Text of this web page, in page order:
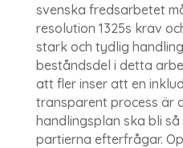
svenska fredsarbetet
resolution 1325s krav
stark och tydlig
beståndsdel i detta
att fler inser att en
transparent process är
handlingsplan ska bli
partierna efterfrågar.